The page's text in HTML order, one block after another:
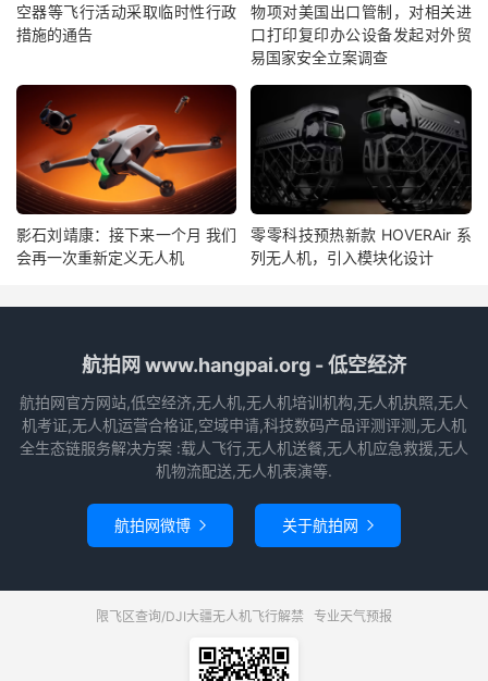
空器等飞行活动采取临时性行政
措施的通告
物项对美国出口管制，对相关进
口打印复印办公设备发起对外贸
易国家安全立案调查
影石刘靖康：接下来一个月 我们
会再一次重新定义无人机
零零科技预热新款 HOVERAir 系
列无人机，引入模块化设计
航拍网 www.hangpai.org - 低空经济
航拍网官方网站,低空经济,无人机,无人机培训机构,无人机执照,无人
机考证,无人机运营合格证,空域申请,科技数码产品评测评测,无人机
全生态链服务解决方案 :载人飞行,无人机送餐,无人机应急救援,无人
机物流配送,无人机表演等.
航拍网微博  关于航拍网 
限飞区查询/DJI大疆无人机飞行解禁 专业天气预报